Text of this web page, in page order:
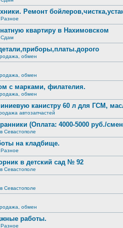
Ремонт
Разное
квартиру в Нахимовском
Сдам
обмен
обмен
с марками, филателия.
обмен
канистру 60 л для ГСМ,
автозапчастей
(Оплата: 4000-5000 руб./
Севастополе
на кладбище.
Разное
в детский сад № 92
Севастополе
Севастополе
обмен
работы.
Разное